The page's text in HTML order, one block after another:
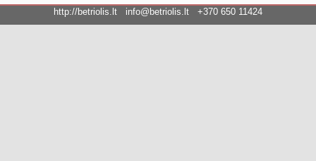
http://betriolis.lt
info@betriolis.lt +370 650 11424